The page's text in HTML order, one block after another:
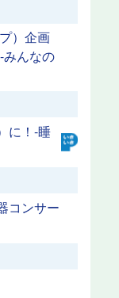
）企画
みんなの
に！-睡
コンサー